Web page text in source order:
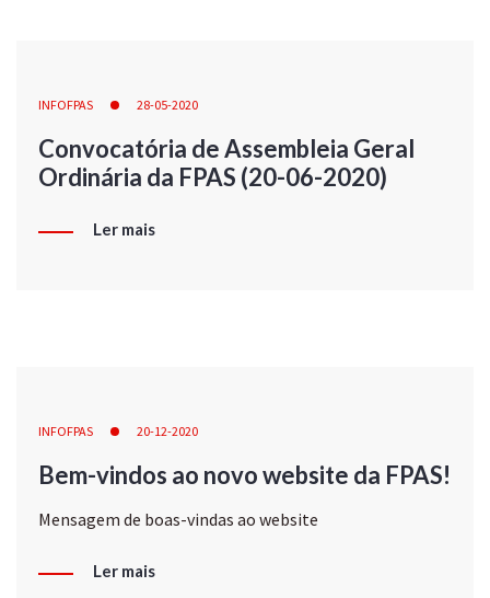
INFOFPAS 28-05-2020
Convocatória de Assembleia Geral
Ordinária da FPAS (20-06-2020)
Ler mais
INFOFPAS 20-12-2020
Bem-vindos ao novo website da FPAS!
Mensagem de boas-vindas ao website
Ler mais